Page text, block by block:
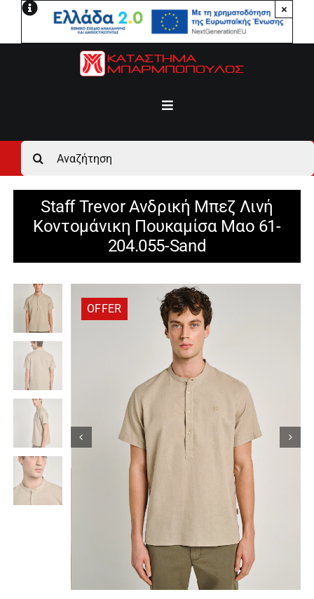
Μετάβαση
×
Toggle
Αρχική
Ανδρικά
Γυναικεία
Αγόρι
Κορίτσι
Εσώρουχα
Είδη Παρέλασης
Σχετικά με εμάς
Αναζήτηση
για:
Staff Trevor Ανδρική Μπεζ Λινή
Κοντομάνικη Πουκαμίσα Mαο 61-
204.055-Sand
OFFER